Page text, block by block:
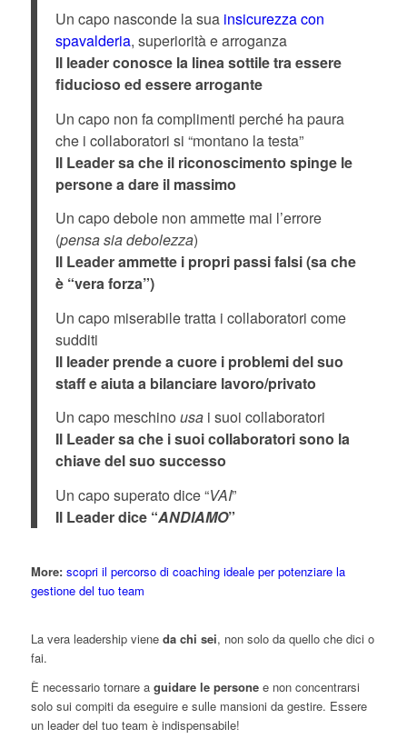
Un capo nasconde la sua insicurezza con
spavalderia, superiorità e arroganza
Il leader conosce la linea sottile tra essere
fiducioso ed essere arrogante
Un capo non fa complimenti perché ha paura
che i collaboratori si “montano la testa”
Il Leader sa che il riconoscimento spinge le
persone a dare il massimo
Un capo debole non ammette mai l’errore
(pensa sia debolezza)
Il Leader ammette i propri passi falsi (sa che
è “vera forza”)
Un capo miserabile tratta i collaboratori come
sudditi
Il leader prende a cuore i problemi del suo
staff e aiuta a bilanciare lavoro/privato
Un capo meschinousai suoi collaboratori
Il Leader sa che i suoi collaboratori sono la
chiave del suo successo
Un capo superato dice “VAI”
Il Leader dice “ANDIAMO”
More:scopri il percorso di coaching ideale per potenziare la
gestione del tuo team
La vera leadership viene da chi sei, non solo da quello che dici o
fai.
È necessario tornare a guidare le personee non concentrarsi
solo sui compiti da eseguire e sulle mansioni da gestire. Essere
un leader del tuo team è indispensabile!